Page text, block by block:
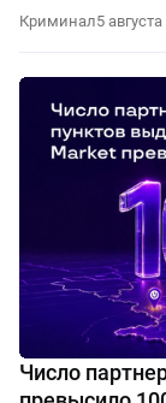
Криминал5
Число